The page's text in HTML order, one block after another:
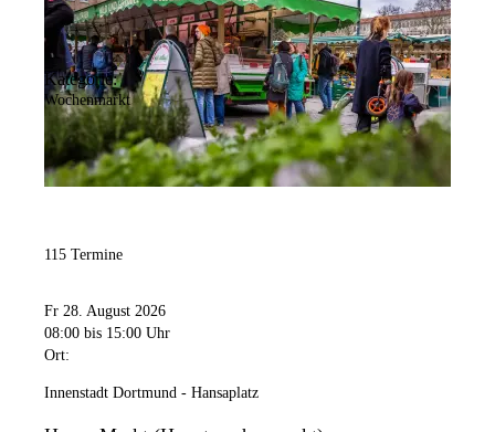
Kategorie:
Wochenmarkt
115 Termine
Fr 28. August 2026
08:00 bis 15:00 Uhr
Ort:
Innenstadt Dortmund - Hansaplatz